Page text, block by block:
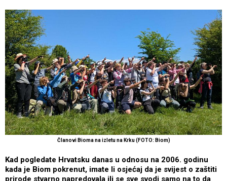
Članovi Bioma na izletu na Krku (FOTO: Biom)
Kad pogledate Hrvatsku danas u odnosu na 2006. godinu
kada je Biom pokrenut, imate li osjećaj da je svijest o zaštiti
prirode stvarno napredovala ili se sve svodi samo na to da